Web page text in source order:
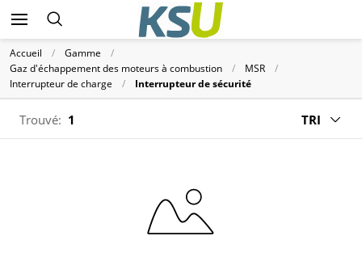
Accueil
Gamme
Gaz d'échappement des moteurs à combustion
MSR
Interrupteur de charge
Interrupteur de sécurité
Trouvé: 1 TRI